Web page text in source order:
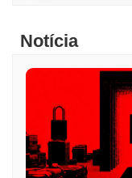
Notícia